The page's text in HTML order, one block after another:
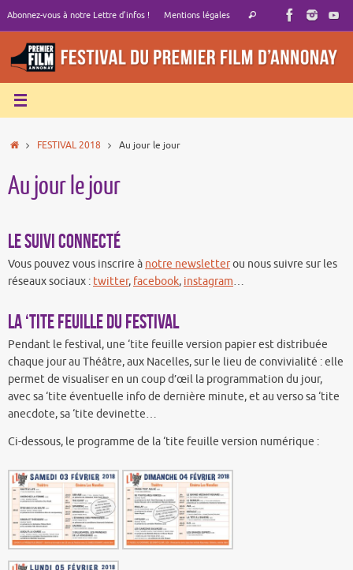
contenu
Abonnez-vous à notre Lettre d’infos ! Mentions légales
Recherche
Rechercher
AccueilFESTIVAL 2018 Au jour le jour
Au jour le jour
Le suivi connecté
Vous pouvez vous inscrire à notre newsletterou nous suivre sur les
réseaux sociaux : twitter, facebook, instagram…
La ‘tite feuille du Festival
Pendant le festival, une ‘tite feuille version papier est distribuée
chaque jour au Théâtre, aux Nacelles, sur le lieu de convivialité : elle
permet de visualiser en un coup d’œil la programmation du jour,
avec sa ‘tite éventuelle info de dernière minute, et au verso sa ‘tite
anecdote, sa ‘tite devinette…
Ci-dessous, le programme de la ‘tite feuille version numérique :